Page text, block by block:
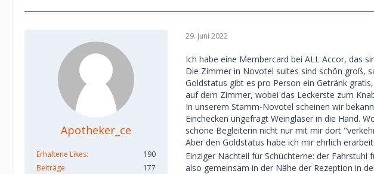
Apotheker_ce
Erhaltene Likes
190
Beiträge
177
29. Juni 2022
Ich habe eine Membercard bei ALL Accor, das
Die Zimmer in Novotel suites sind schön groß,
Goldstatus gibt es pro Person ein Getränk
auf dem Zimmer, wobei das Leckerste zum
In unserem Stamm-Novotel scheinen wir
Einchecken ungefragt Weingläser in die Hand.
schöne Begleiterin nicht nur mit mir dort
Aber den Goldstatus habe ich mir ehrlich
Einziger Nachteil für Schüchterne: der
also gemeinsam in der Nähe der Rezeption in